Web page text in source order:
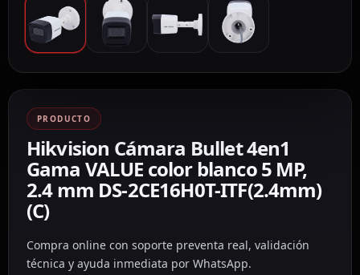
PRODUCTO
Hikvision Cámara Bullet 4en1
Gama VALUE color blanco 5 MP,
2.4 mm DS-2CE16H0T-ITF(2.4mm)
(C)
Compra online con soporte preventa real, validación
técnica y ayuda inmediata por WhatsApp.